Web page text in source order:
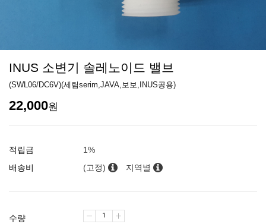
INUS 소변기 솔레노이드 밸브
(SWL06/DC6V)(세림serim,JAVA,보보,INUS공용)
22,000원
적립금
1%
배송비
(고정) 지역별
수량